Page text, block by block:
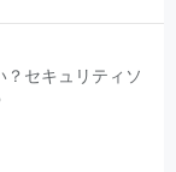
セキュリティソ